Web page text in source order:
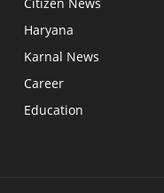
Haryana
Karnal News
Career
Education